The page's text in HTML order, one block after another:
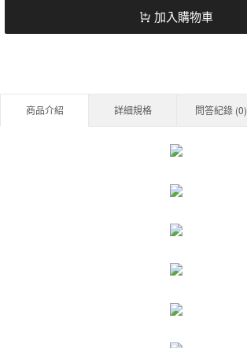
加入購物車
商品介紹 詳細規格 問答紀錄 (0)